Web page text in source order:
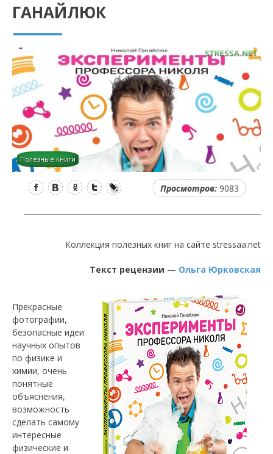
ГАНАЙЛЮК
Полезные книги
Просмотров:9083
Коллекция полезных книг на сайте stressaa.net
Текст рецензии — Ольга Юрковская
Прекрасные
фотографии,
безопасные идеи
научных опытов
по физике и
химии, очень
понятные
объяснения,
возможность
сделать самому
интересные
физические и